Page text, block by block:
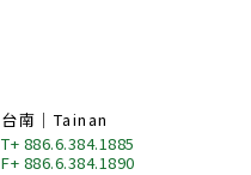
台南｜Tainan
T+ 886.6.384.1885
F+ 886.6.384.1890